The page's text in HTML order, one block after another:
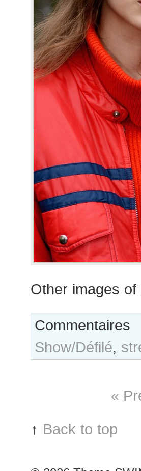
Other images of
Show/Défilé,
«
↑ Back to top